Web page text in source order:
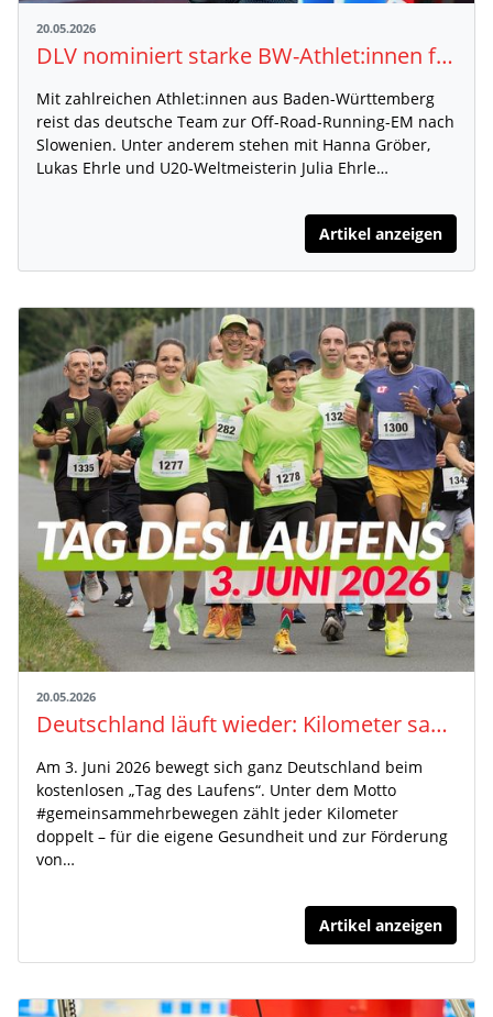
20.05.2026
DLV nominiert starke BW-Athlet:innen für Off-Road-Running-EM
Mit zahlreichen Athlet:innen aus Baden-Württemberg
reist das deutsche Team zur Off-Road-Running-EM nach
Slowenien. Unter anderem stehen mit Hanna Gröber,
Lukas Ehrle und U20-Weltmeisterin Julia Ehrle…
Artikel anzeigen
20.05.2026
Deutschland läuft wieder: Kilometer sammeln für den guten Zweck
Am 3. Juni 2026 bewegt sich ganz Deutschland beim
kostenlosen „Tag des Laufens“. Unter dem Motto
#gemeinsammehrbewegen zählt jeder Kilometer
doppelt – für die eigene Gesundheit und zur Förderung
von…
Artikel anzeigen